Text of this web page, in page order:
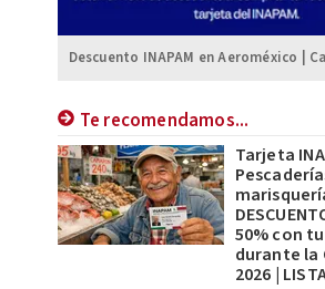
Descuento INAPAM en Aeroméxico |
Te recomendamos...
Tarjeta
50% con
durante la
2026 |